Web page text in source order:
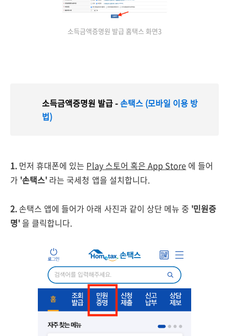
소득금액증명원 발급 홈택스 화면3
소득금액증명원 발급 -손택스 (모바일 이용 방
법)
1. 먼저 휴대폰에 있는 Play 스토어 혹은 App Store 에 들어
가 '손택스' 라는 국세청 앱을 설치합니다.
2.손택스 앱에 들어가 아래 사진과 같이 상단 메뉴 중 '민원증
명'을 클릭합니다.